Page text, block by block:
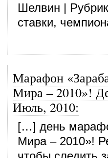
Шелвин |
ставки,
Марафон
Мира – 2010»!
Июль, 2010:
[…] день
Мира – 2010»!